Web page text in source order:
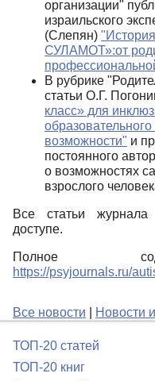
организации"
израильского
(Слепян)
СУЛАМОТ»:от
В рубрике
статьи О.Г.
класс» для
возможности" и
постоянного
о возможностях
взрослого
Все статьи
доступе.
Полное
https://psyjournals.ru/
Все новости Новости
ТОП-20 статей
ТОП-20 книг